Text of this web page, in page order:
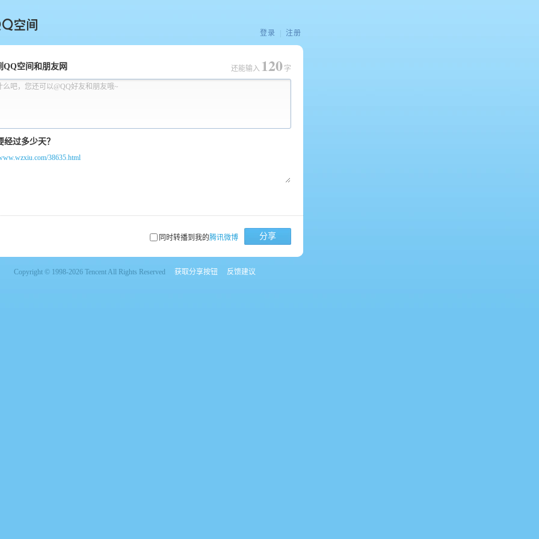
间
登录 注册
QQ空间和朋友网
么吧，您还可以@QQ好友和朋友哦~
还能输入 120 字
38635.html
同时转播到我的腾讯微博 分享
Copyright © 1998-2026 Tencent All Rights Reserved 获取分享按钮 反馈建议